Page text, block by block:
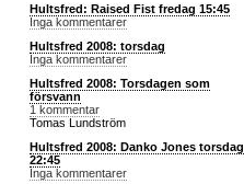
Hultsfred: Raised Fist fredag 15:45
Inga kommentarer
Hultsfred 2008: torsdag
Inga kommentarer
Hultsfred 2008: Torsdagen som
försvann
1 kommentar
Tomas Lundström
Hultsfred 2008: Danko Jones torsdag
22:45
Inga kommentarer